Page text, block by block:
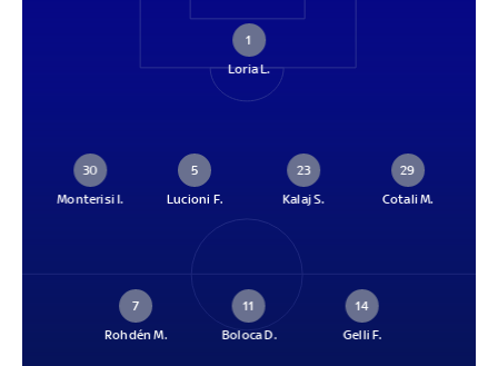
1
Loria L.
30
Monterisi I.
5
Lucioni F.
23
Kalaj S.
29
Cotali M.
7
Rohdén M.
11
Boloca D.
14
Gelli F.